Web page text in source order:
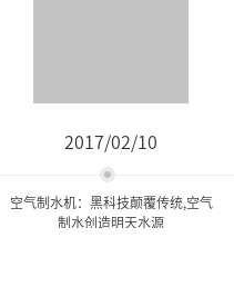
2017/02/10
空气制水机：黑科技颠覆传统,空气
制水创造明天水源